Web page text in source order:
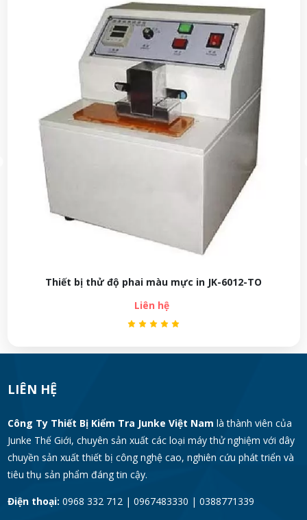
Thiết bị thử độ phai màu mực in JK-6012-TO
Liên hệ
LIÊN HỆ
Công Ty Thiết Bị Kiểm Tra Junke Việt Nam là thành viên của
Junke Thế Giới, chuyên sản xuất các loại máy thử nghiệm với dây
chuyền sản xuất thiết bị công nghệ cao, nghiên cứu phát triển và
tiêu thụ sản phẩm đáng tin cậy.
Điện thoại: 0968 332 712 | 0967483330 | 0388771339